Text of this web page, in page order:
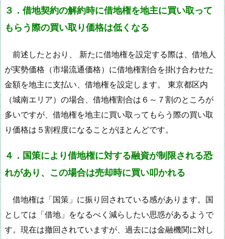
３．借地契約の解約時に借地権を地主に買い取って
もらう際の買い取り価格は低くなる
前述したとおり、 新たに借地権を設定する際は、借地人
が実勢価格（市場流通価格）に借地権割合を掛け合わせた
金額を地主に支払い、借地権を設定します。 東京都区内
（城南エリア）の場合、借地権割合は６～７割のところが
多いですが、借地権を地主に買い取ってもらう際の買い取
り価格は５割程度になることがほとんどです。
４．国策により借地権に対する融資が制限される恐
れがあり、この場合は売却時に買い叩かれる
借地権は「国策」に振り回されている感があります。国
としては「借地」をなるべく減らしたい思惑があるようで
す。現在は撤回されていますが、過去には金融機関に対し